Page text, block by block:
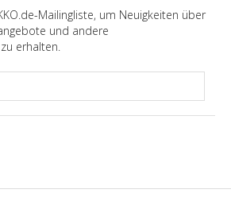
Mailingliste, um Neuigkeiten über
und andere
erhalten.